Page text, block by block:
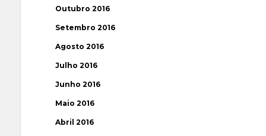
Outubro 2016
Setembro 2016
Agosto 2016
Julho 2016
Junho 2016
Maio 2016
Abril 2016